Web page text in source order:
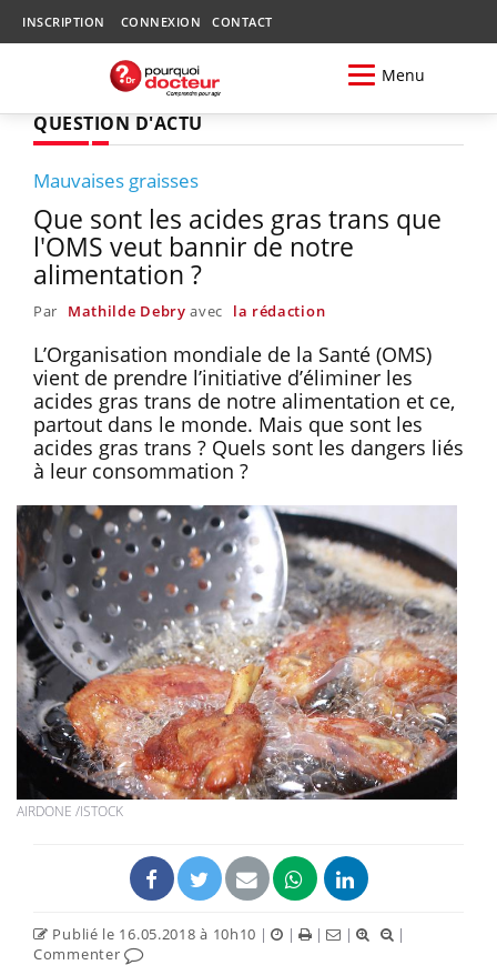
INSCRIPTION CONNEXION CONTACT
Menu
QUESTION D'ACTU
Mauvaises graisses
Que sont les acides gras trans que
l'OMS veut bannir de notre
alimentation ?
Par Mathilde Debry avec la rédaction
L’Organisation mondiale de la Santé (OMS)
vient de prendre l’initiative d’éliminer les
acides gras trans de notre alimentation et ce,
partout dans le monde. Mais que sont les
acides gras trans ? Quels sont les dangers liés
à leur consommation ?
AIRDONE /ISTOCK
Publié le 16.05.2018 à 10h10 | | | |
|
Commenter